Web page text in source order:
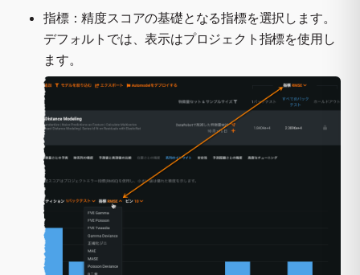
指標：精度スコアの基礎となる指標を選択します。
デフォルトでは、表示はプロジェクト指標を使用し
ます。